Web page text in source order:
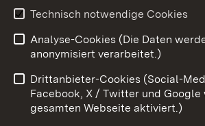
Youtube
Benutzungshinweise
Datenschutz
Cookies
Technisch notwendige Cookies
Analyse-Cookies (Die Daten
anonymisiert verarbeitet.)
Drittanbieter-Cookies (Social-
Facebook, X / Twitter und Google
gesamten Webseite aktiviert.)